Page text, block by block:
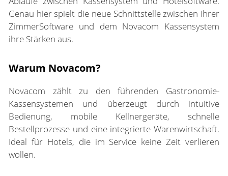
Genau hier spielt die neue Schnittstelle zwischen Ihrer
ZimmerSoftware und dem Novacom Kassensystem
ihre Stärken aus.
Warum Novacom?
Novacom zählt zu den führenden Gastronomie-
Kassensystemen und überzeugt durch intuitive
Bedienung, mobile Kellnergeräte, schnelle
Bestellprozesse und eine integrierte Warenwirtschaft.
Ideal für Hotels, die im Service keine Zeit verlieren
wollen.